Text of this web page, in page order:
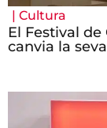
| Cultura
El Festival
canvia la